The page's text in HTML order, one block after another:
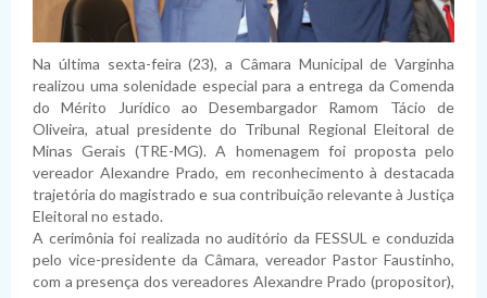
Na última sexta-feira (23), a Câmara Municipal de Varginha
realizou uma solenidade especial para a entrega da Comenda
do Mérito Jurídico ao Desembargador Ramom Tácio de
Oliveira, atual presidente do Tribunal Regional Eleitoral de
Minas Gerais (TRE-MG). A homenagem foi proposta pelo
vereador Alexandre Prado, em reconhecimento à destacada
trajetória do magistrado e sua contribuição relevante à Justiça
Eleitoral no estado.
A cerimônia foi realizada no auditório da FESSUL e conduzida
pelo vice-presidente da Câmara, vereador Pastor Faustinho,
com a presença dos vereadores Alexandre Prado (propositor),